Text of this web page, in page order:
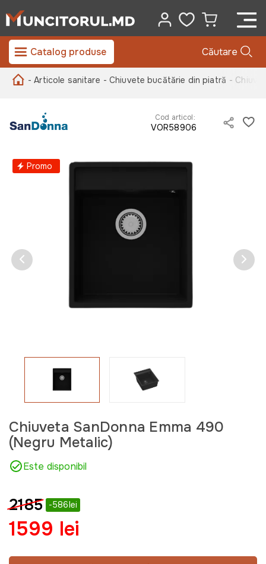
Catalog produse Căutare
- Articole sanitare - Chiuvete bucătărie din piatră -
Cod articol:
VOR58906
Promo
Chiuveta SanDonna Emma 490
(Negru Metalic)
Este disponibil
2185 -586lei
1599 lei